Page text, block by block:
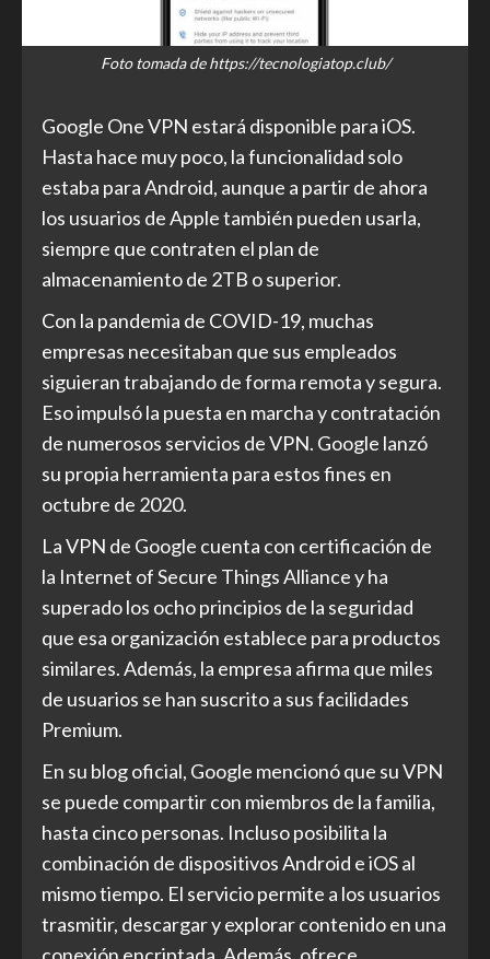
Foto tomada de https://tecnologiatop.club/
Google One VPN estará disponible para iOS.
Hasta hace muy poco, la funcionalidad solo
estaba para Android, aunque a partir de ahora
los usuarios de Apple también pueden usarla,
siempre que contraten el plan de
almacenamiento de 2TB o superior.
Con la pandemia de COVID-19, muchas
empresas necesitaban que sus empleados
siguieran trabajando de forma remota y segura.
Eso impulsó la puesta en marcha y contratación
de numerosos servicios de VPN. Google lanzó
su propia herramienta para estos fines en
octubre de 2020.
La VPN de Google cuenta con certificación de
la Internet of Secure Things Alliance y ha
superado los ocho principios de la seguridad
que esa organización establece para productos
similares. Además, la empresa afirma que miles
de usuarios se han suscrito a sus facilidades
Premium.
En su blog oficial, Google mencionó que su VPN
se puede compartir con miembros de la familia,
hasta cinco personas. Incluso posibilita la
combinación de dispositivos Android e iOS al
mismo tiempo. El servicio permite a los usuarios
trasmitir, descargar y explorar contenido en una